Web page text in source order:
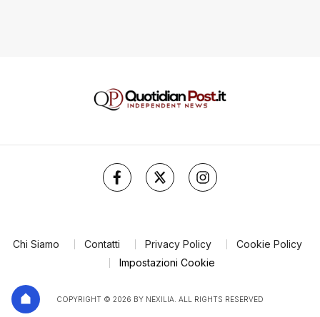
Chi Siamo Contatti Privacy Policy
Cookie Policy
Impostazioni Cookie
COPYRIGHT © 2026 BY NEXILIA. ALL RIGHTS RESERVED